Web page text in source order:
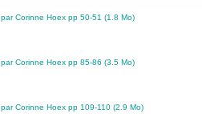
Corinne Hoex pp 50-51 (1.8 Mo)
Corinne Hoex pp 85-86 (3.5 Mo)
Corinne Hoex pp 109-110 (2.9 Mo)